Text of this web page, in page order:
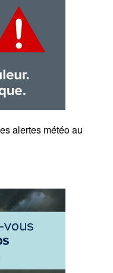
alertes météo au